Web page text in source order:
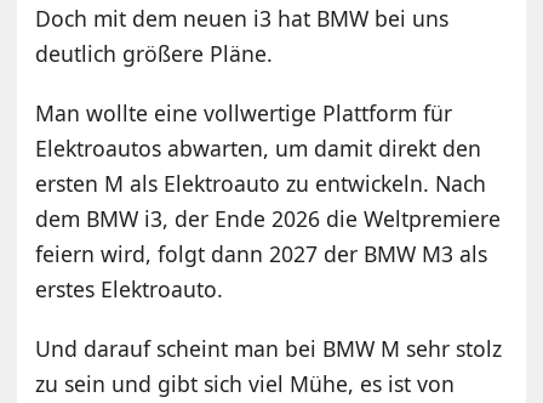
Doch mit dem neuen i3 hat BMW bei uns
deutlich größere Pläne.
Man wollte eine vollwertige Plattform für
Elektroautos abwarten, um damit direkt den
ersten M als Elektroauto zu entwickeln. Nach
dem BMW i3, der Ende 2026 die Weltpremiere
feiern wird, folgt dann 2027 der BMW M3 als
erstes Elektroauto.
Und darauf scheint man bei BMW M sehr stolz
zu sein und gibt sich viel Mühe, es ist von